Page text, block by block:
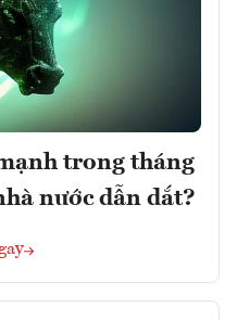
trong tháng
nước dẫn dắt?